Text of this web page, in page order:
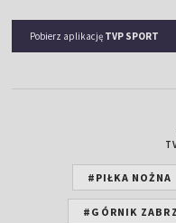
Pobierz aplikację TVP SPORT
#PIŁKA NOŻNA
#GÓRNIK